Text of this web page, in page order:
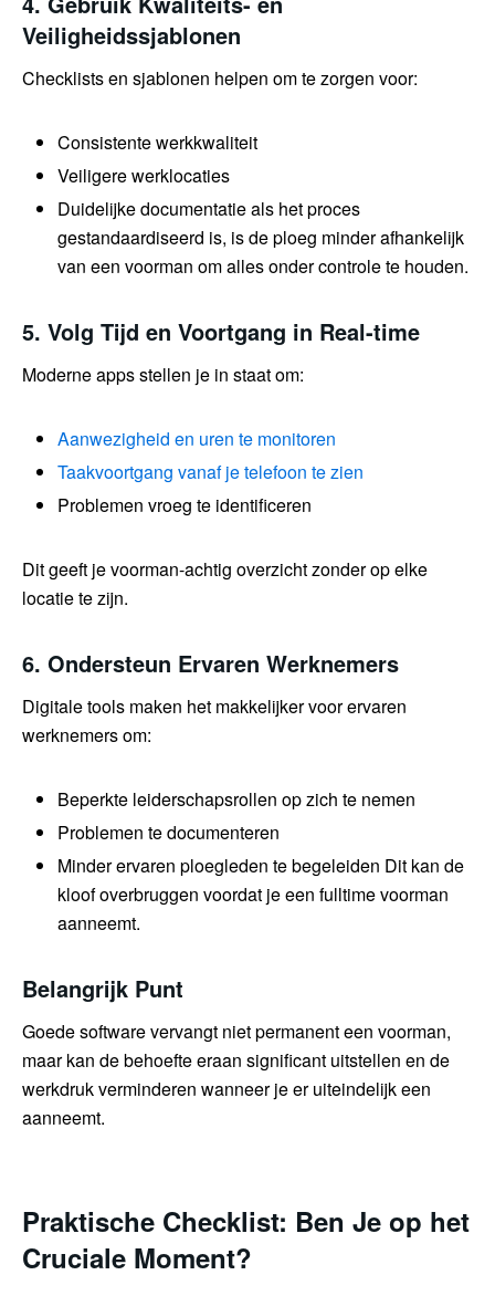
Veiligheidssjablonen
Checklists en sjablonen helpen om te zorgen voor:
Consistente werkkwaliteit
Veiligere werklocaties
Duidelijke documentatie als het proces
gestandaardiseerd is, is de ploeg minder afhankelijk
van een voorman om alles onder controle te houden.
5. Volg Tijd en Voortgang in Real-time
Moderne apps stellen je in staat om:
Aanwezigheid en uren te monitoren
Taakvoortgang vanaf je telefoon te zien
Problemen vroeg te identificeren
Dit geeft je voorman-achtig overzicht zonder op elke
locatie te zijn.
6. Ondersteun Ervaren Werknemers
Digitale tools maken het makkelijker voor ervaren
werknemers om:
Beperkte leiderschapsrollen op zich te nemen
Problemen te documenteren
Minder ervaren ploegleden te begeleiden Dit kan de
kloof overbruggen voordat je een fulltime voorman
aanneemt.
Belangrijk Punt
Goede software vervangt niet permanent een voorman,
maar kan de behoefte eraan significant uitstellen en de
werkdruk verminderen wanneer je er uiteindelijk een
aanneemt.
Praktische Checklist: Ben Je op het
Cruciale Moment?